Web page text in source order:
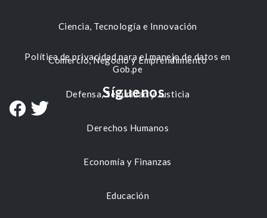
Ciencia, Tecnología e Innovación
Comercio, Negocio y Emprendimiento
Defensa, Seguridad y Justicia
Derechos Humanos
Economía y Finanzas
Educación
Política de privacidad para el manejo de datos en
Gob.pe
Síguenos